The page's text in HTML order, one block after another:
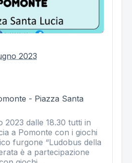
2023
- Piazza Santa
2023 dalle 18.30 tutti in
a Pomonte con i giochi
furgone “Ludobus della
è a partecipazione